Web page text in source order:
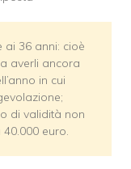
ai 36 anni: cioè
averli ancora
in cui
di validità non
euro.